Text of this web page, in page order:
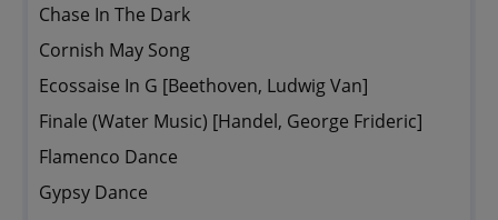
Chase In The Dark
Cornish May Song
Ecossaise In G [Beethoven, Ludwig Van]
Finale (Water Music) [Handel, George Frideric]
Flamenco Dance
Gypsy Dance